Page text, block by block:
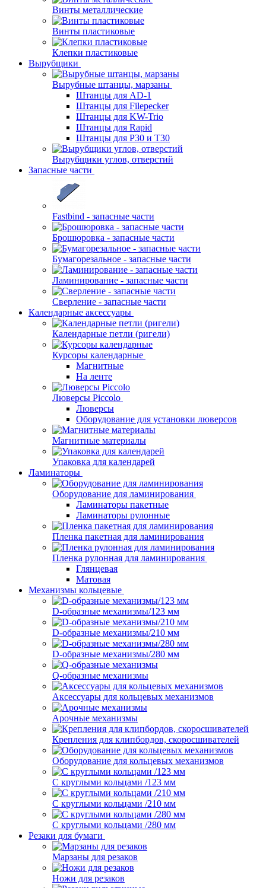
Винты металлические
Винты пластиковые
Клепки пластиковые
Вырубщики
Вырубные штанцы, марзаны
Штанцы для AD-1
Штанцы для Filepecker
Штанцы для KW-Trio
Штанцы для Rapid
Штанцы для Р30 и Т30
Вырубщики углов, отверстий
Запасные части
Fastbind - запасные части
Брошюровка - запасные части
Бумагорезальное - запасные части
Ламинирование - запасные части
Сверление - запасные части
Календарные аксессуары
Календарные петли (ригели)
Курсоры календарные
Магнитные
На ленте
Люверсы Piccolo
Люверсы
Оборудование для установки люверсов
Магнитные материалы
Упаковка для календарей
Ламинаторы
Оборудование для ламинирования
Ламинаторы пакетные
Ламинаторы рулонные
Пленка пакетная для ламинирования
Пленка рулонная для ламинирования
Глянцевая
Матовая
Механизмы кольцевые
D-образные механизмы/123 мм
D-образные механизмы/210 мм
D-образные механизмы/280 мм
Q-образные механизмы
Аксессуары для кольцевых механизмов
Арочные механизмы
Крепления для клипбордов, скоросшивателей
Оборудование для кольцевых механизмов
С круглыми кольцами /123 мм
С круглыми кольцами /210 мм
С круглыми кольцами /280 мм
Резаки для бумаги
Марзаны для резаков
Ножи для резаков